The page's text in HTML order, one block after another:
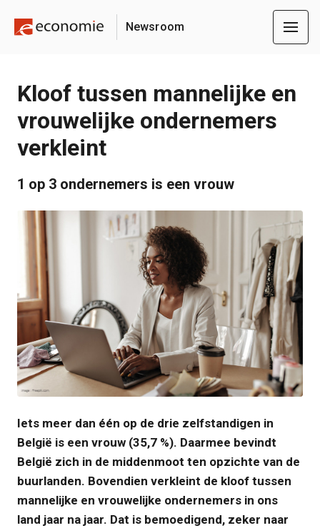
Newsroom
Kloof tussen mannelijke en
vrouwelijke ondernemers
verkleint
1 op 3 ondernemers is een vrouw
Iets meer dan één op de drie zelfstandigen in
België is een vrouw (35,7 %). Daarmee bevindt
België zich in de middenmoot ten opzichte van de
buurlanden. Bovendien verkleint de kloof tussen
mannelijke en vrouwelijke ondernemers in ons
land jaar na jaar. Dat is bemoedigend, zeker naar